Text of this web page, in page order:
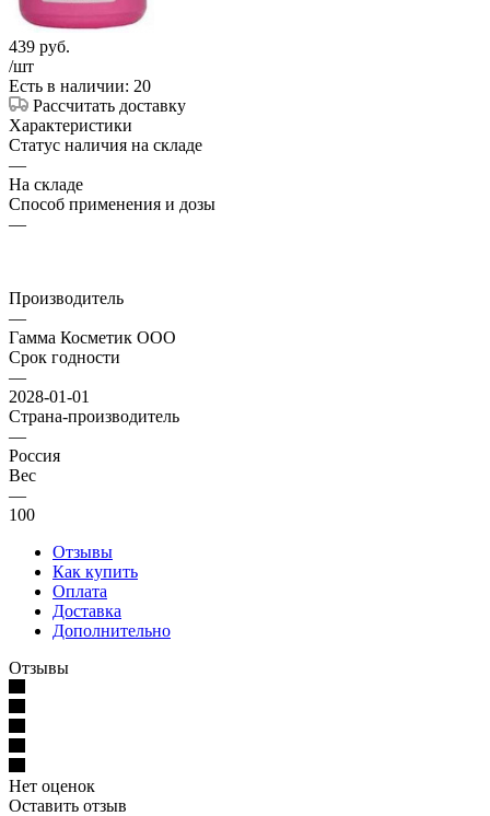
439 руб.
/шт
Есть в наличии: 20
Рассчитать доставку
Характеристики
Статус наличия на складе
—
На складе
Способ применения и дозы
—
Производитель
—
Гамма Косметик ООО
Срок годности
—
2028-01-01
Страна-производитель
—
Россия
Вес
—
100
Отзывы
Как купить
Оплата
Доставка
Дополнительно
Отзывы
Нет оценок
Оставить отзыв